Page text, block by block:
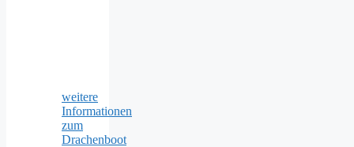
weitere
Informationen
zum
Drachenboot